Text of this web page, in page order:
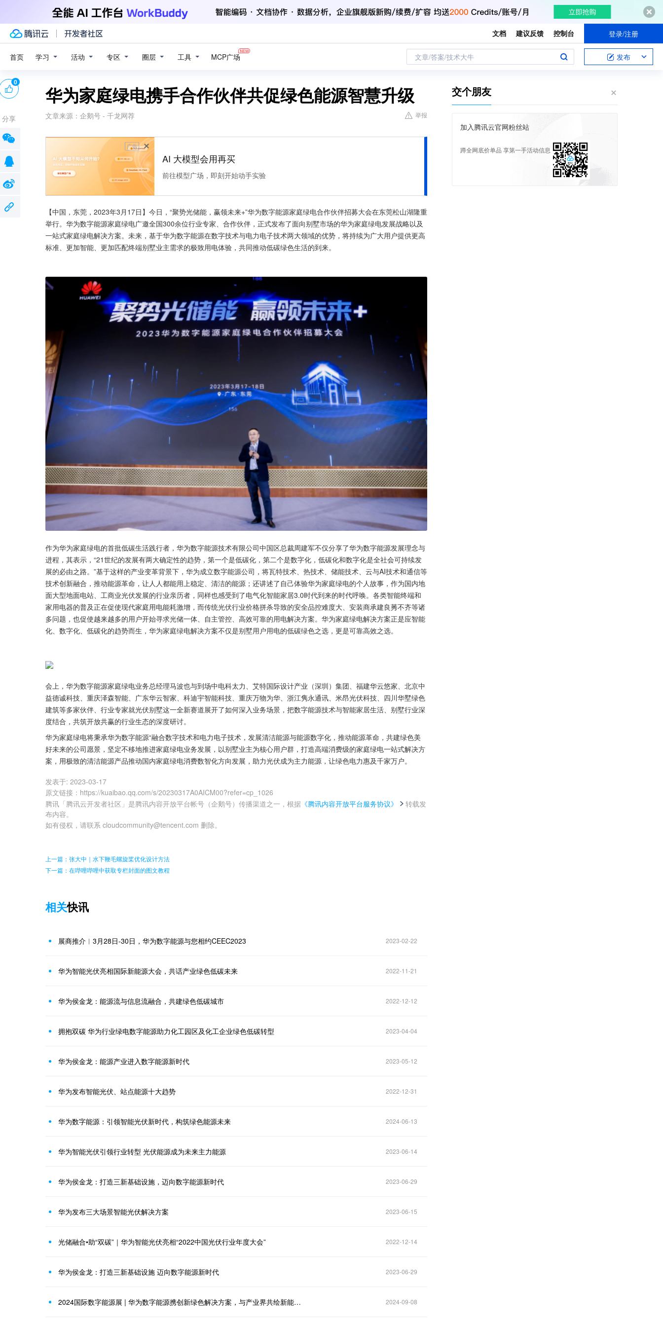
文档 建议反馈 控制台 登录/注册
首页 学习 活动 专区 圈层 工具 MCP广场 文章/答案/技术大牛 发布
华为家庭绿电携手合作伙伴共促绿色能源智慧升级
文章来源： 企鹅号 - 千龙网荐 举报
广告
AI 大模型会用再买
前往模型广场，即刻开始动手实验
【中国，东莞，2023年3月17日】今日，“聚势光储能，赢领未来+”华为数字能源家庭绿电合作伙伴招募大会在东莞松山湖隆重
举行。华为数字能源家庭绿电广邀全国300余位行业专家、合作伙伴，正式发布了面向别墅市场的华为家庭绿电发展战略以及
一站式家庭绿电解决方案。未来，基于华为数字能源在数字技术与电力电子技术两大领域的优势，将持续为广大用户提供更高
标准、更加智能、更加匹配终端别墅业主需求的极致用电体验，共同推动低碳绿色生活的到来。
作为华为家庭绿电的首批低碳生活践行者，华为数字能源技术有限公司中国区总裁周建军不仅分享了华为数字能源发展理念与
进程，其表示，“21世纪的发展有两大确定性的趋势，第一个是低碳化，第二个是数字化，低碳化和数字化是全社会可持续发
展的必由之路。”基于这样的产业变革背景下，华为成立数字能源公司，将瓦特技术、热技术、储能技术、云与AI技术和通信等
技术创新融合，推动能源革命，让人人都能用上稳定、清洁的能源；还讲述了自己体验华为家庭绿电的个人故事，作为国内地
面大型地面电站、工商业光伏发展的行业亲历者，同样也感受到了电气化智能家居3.0时代到来的时代呼唤。各类智能终端和
家用电器的普及正在促使现代家庭用电能耗激增，而传统光伏行业价格拼杀导致的安全品控难度大、安装商承建良莠不齐等诸
多问题，也促使越来越多的用户开始寻求光储一体、自主管控、高效可靠的用电解决方案。华为家庭绿电解决方案正是应智能
化、数字化、低碳化的趋势而生，华为家庭绿电解决方案不仅是别墅用户用电的低碳绿色之选，更是可靠高效之选。
会上，华为数字能源家庭绿电业务总经理马波也与到场中电科太力、艾特国际设计产业（深圳）集团、福建华云悠家、北京中
益德诚科技、重庆泽森智能、广东华云智家、科迪宇智能科技、重庆万物为华、浙江隽永通讯、米昂光伏科技、四川华墅绿色
建筑等多家伙伴、行业专家就光伏别墅这一全新赛道展开了如何深入业务场景，把数字能源技术与智能家居生活、别墅行业深
度结合，共筑开放共赢的行业生态的深度研讨。
华为家庭绿电将秉承华为数字能源“融合数字技术和电力电子技术，发展清洁能源与能源数字化，推动能源革命，共建绿色美
好未来的公司愿景，坚定不移地推进家庭绿电业务发展，以别墅业主为核心用户群，打造高端消费级的家庭绿电一站式解决方
案，用极致的清洁能源产品推动国内家庭绿电消费数智化方向发展，助力光伏成为主力能源，让绿色电力惠及千家万户。
发表于: 2023-03-17
原文链接 ： https://kuaibao.qq.com/s/20230317A0AICM00?refer=cp_1026
腾讯「腾讯云开发者社区」是腾讯内容开放平台帐号（企鹅号）传播渠道之一，根据 《腾讯内容开放平台服务协议》
转载发
布内容。
如有侵权，请联系 cloudcommunity@tencent.com 删除。
0
分享
上一篇：张大中｜水下鞭毛螺旋桨优化设计方法
下一篇：在哔哩哔哩中获取专栏封面的图文教程
相关快讯
展商推介︱3月28日-30日，华为数字能源与您相约CEEC2023 2023-02-22
华为智能光伏亮相国际新能源大会，共话产业绿色低碳未来 2022-11-21
华为侯金龙：能源流与信息流融合，共建绿色低碳城市 2022-12-12
拥抱双碳 华为行业绿电数字能源助力化工园区及化工企业绿色低碳转型 2023-04-04
华为侯金龙：能源产业进入数字能源新时代 2023-05-12
华为发布智能光伏、站点能源十大趋势 2022-12-31
华为数字能源：引领智能光伏新时代，构筑绿色能源未来 2024-06-13
华为智能光伏引领行业转型 光伏能源成为未来主力能源 2023-06-14
华为侯金龙：打造三新基础设施，迈向数字能源新时代 2023-06-29
华为发布三大场景智能光伏解决方案 2023-06-15
光储融合•助“双碳”｜华为智能光伏亮相“2022中国光伏行业年度大会” 2022-12-14
华为侯金龙：打造三新基础设施 迈向数字能源新时代 2023-06-29
2024国际数字能源展 | 华为数字能源携创新绿色解决方案，与产业界共绘新能源蓝图 2024-09-08
交个朋友
加入腾讯云官网粉丝站
蹲全网底价单品 享第一手活动信息